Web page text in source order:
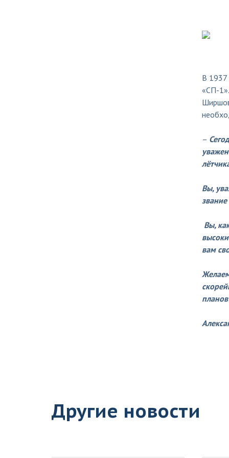
В 1937
«СП-
–
Вы,
Вы,
вам
Другие новости